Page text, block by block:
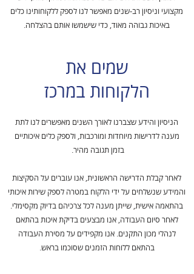
מקצועי וניסיון רב-שנים מאפשר לנו לספק ללקוחותינו כלים
באיכות גבוהה מאוד, כדי שישמשו אותם בהצלחה.
שמים את
הלקוחות במרכז
הניסיון והידע שצברנו לאורך השנים מאפשרים לנו לתת
מענה לדרישות מיוחדות ומורכבות, ולספק כלים איכותיים
בזמן תגובה מהיר.
לאחר קבלת הדרישה הראשונית, אנו עוברים על הסקיצות
והמידע שנשלחים על ידי הלקוח במטרה לספק שירות איכותי
בהתאמה אישית, שייתן מענה לכל צרכיהם בדיוק מקסימלי.
לאחר סיום העבודה, אנו מבצעים בדיקת איכות בהתאם
לנהלי מכון התקנים. אנו מקפידים על מסירת העבודה
בהתאם ללוחות הזמנים שסוכמו בראש.